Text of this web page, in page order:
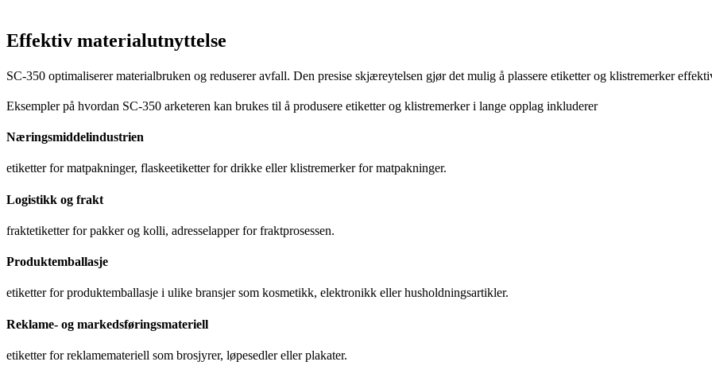
Effektiv materialutnyttelse
SC-350 optimaliserer materialbruken og reduserer avfall. Den presise skjæreytelsen gjør det mulig å plassere etiketter og klistremerker
Eksempler på hvordan SC-350 arketeren kan brukes til å produsere etiketter og klistremerker i lange opplag inkluderer
Næringsmiddelindustrien
etiketter for matpakninger, flaskeetiketter for drikke eller klistremerker for matpakninger.
Logistikk og frakt
fraktetiketter for pakker og kolli, adresselapper for fraktprosessen.
Produktemballasje
etiketter for produktemballasje i ulike bransjer som kosmetikk, elektronikk eller husholdningsartikler.
Reklame- og markedsføringsmateriell
etiketter for reklamemateriell som brosjyrer, løpesedler eller plakater.